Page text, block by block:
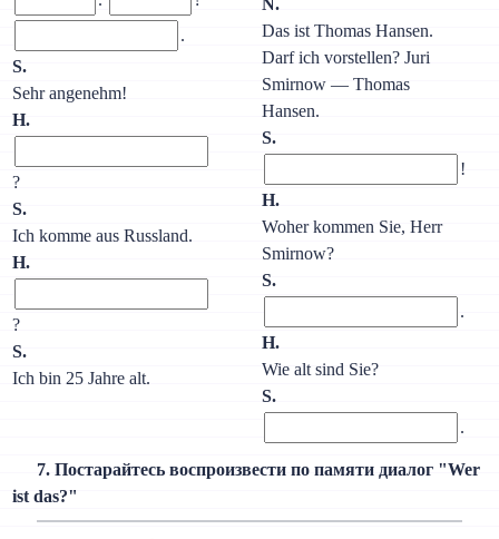
.
S.
Sehr angenehm!
H.
?
S.
Ich komme aus Russland.
H.
?
S.
Ich bin 25 Jahre alt.
N.
Das ist Thomas Hansen.
Darf ich vorstellen? Juri
Smirnow — Thomas
Hansen.
S.
!
H.
Woher kommen Sie, Herr
Smirnow?
S.
.
H.
Wie alt sind Sie?
S.
.
7. Постарайтесь воспроизвести по памяти диалог "Wer
ist das?"